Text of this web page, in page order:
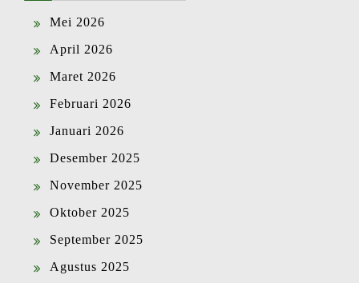
Mei 2026
April 2026
Maret 2026
Februari 2026
Januari 2026
Desember 2025
November 2025
Oktober 2025
September 2025
Agustus 2025